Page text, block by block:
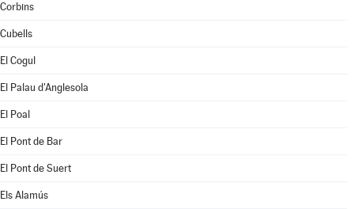
Corbins
Cubells
El Cogul
El Palau d'Anglesola
El Poal
El Pont de Bar
El Pont de Suert
Els Alamús